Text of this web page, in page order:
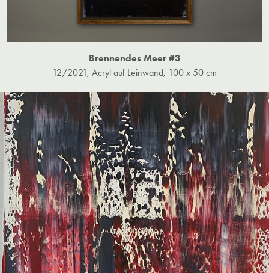
Brennendes Meer #3
12/2021, Acryl auf Leinwand, 100 x 50 cm​​​​​​​